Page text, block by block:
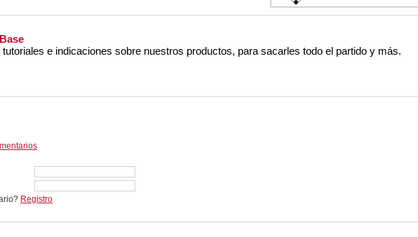
tutoriales e indicaciones sobre nuestros productos, para sacarles todo el partido y más.
Registro